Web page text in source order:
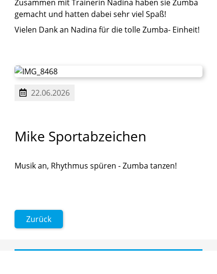
Zusammen mit Trainerin Nadina haben sie Zumba
gemacht und hatten dabei sehr viel Spaß!
Vielen Dank an Nadina für die tolle Zumba- Einheit!
22.06.2026
Mike Sportabzeichen
Musik an, Rhythmus spüren - Zumba tanzen!
Zurück